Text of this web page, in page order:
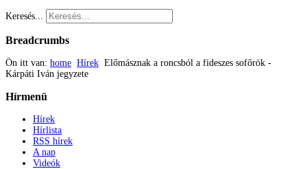
Keresés...
Breadcrumbs
Ön itt van: home Hírek Előmásznak a roncsból a fideszes sofőrök -
Kárpáti Iván jegyzete
Hírmenü
Hírek
Hírlista
RSS hírek
A nap
Videók